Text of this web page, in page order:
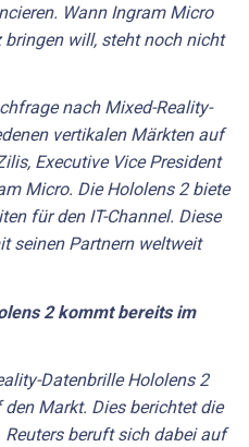
Wann Ingram Micro
will, steht noch nicht
nach Mixed-Reality-
vertikalen Märkten auf
Executive Vice President
Micro. Die Hololens 2 biete
für den IT-Channel. Diese
seinen Partnern weltweit
2 kommt bereits im
Datenbrille Hololens 2
Markt. Dies berichtet die
Reuters beruft sich dabei auf